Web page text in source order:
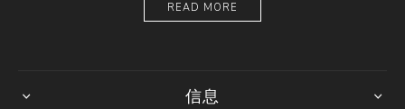
READ MORE
信息